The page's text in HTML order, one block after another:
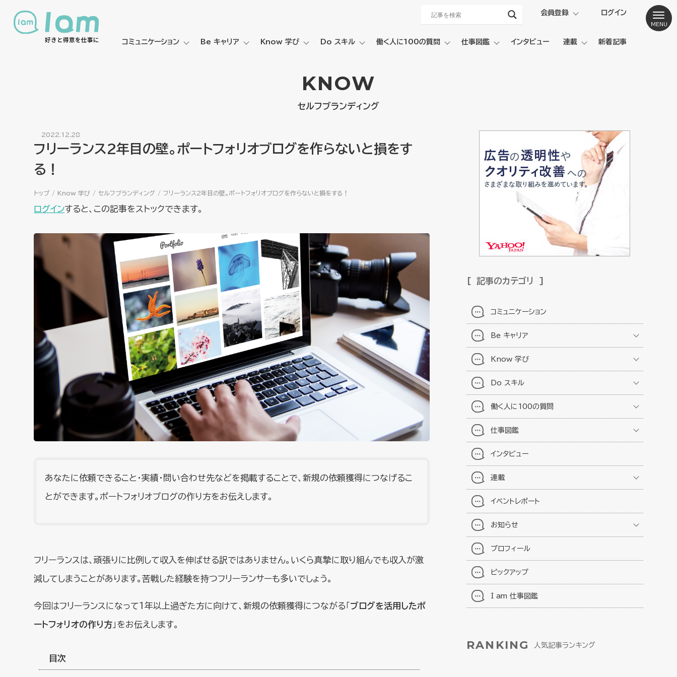
会員登録 ログイン
コミュニケーション Be キャリア Know 学び Do スキル 働く人に100の質問 仕事図鑑 インタビュー 連載 新着記事
KNOW
セルフブランディング
2022.12.28
フリーランス2年目の壁。ポートフォリオブログを作らないと損をす
る！
トップ Know 学び セルフブランディング フリーランス2年目の壁。ポートフォリオブログを作らないと損をする！
ログインすると、この記事をストックできます。
あなたに依頼できること・実績・問い合わせ先などを掲載することで、新規の依頼獲得につなげるこ
とができます。ポートフォリオブログの作り方をお伝えします。
フリーランスは、頑張りに比例して収入を伸ばせる訳ではありません。いくら真摯に取り組んでも収入が激
減してしまうことがあります。苦戦した経験を持つフリーランサーも多いでしょう。
今回はフリーランスになって1年以上過ぎた方に向けて、新規の依頼獲得につながる「 ブログを活用したポ
ートフォリオの作り方 」をお伝えします。
目次
記事のカテゴリ
コミュニケーション
Be キャリア
Know 学び
Do スキル
働く人に100の質問
仕事図鑑
インタビュー
連載
イベントレポート
お知らせ
プロフィール
ピックアップ
I am 仕事図鑑
RANKING 人気記事ランキング